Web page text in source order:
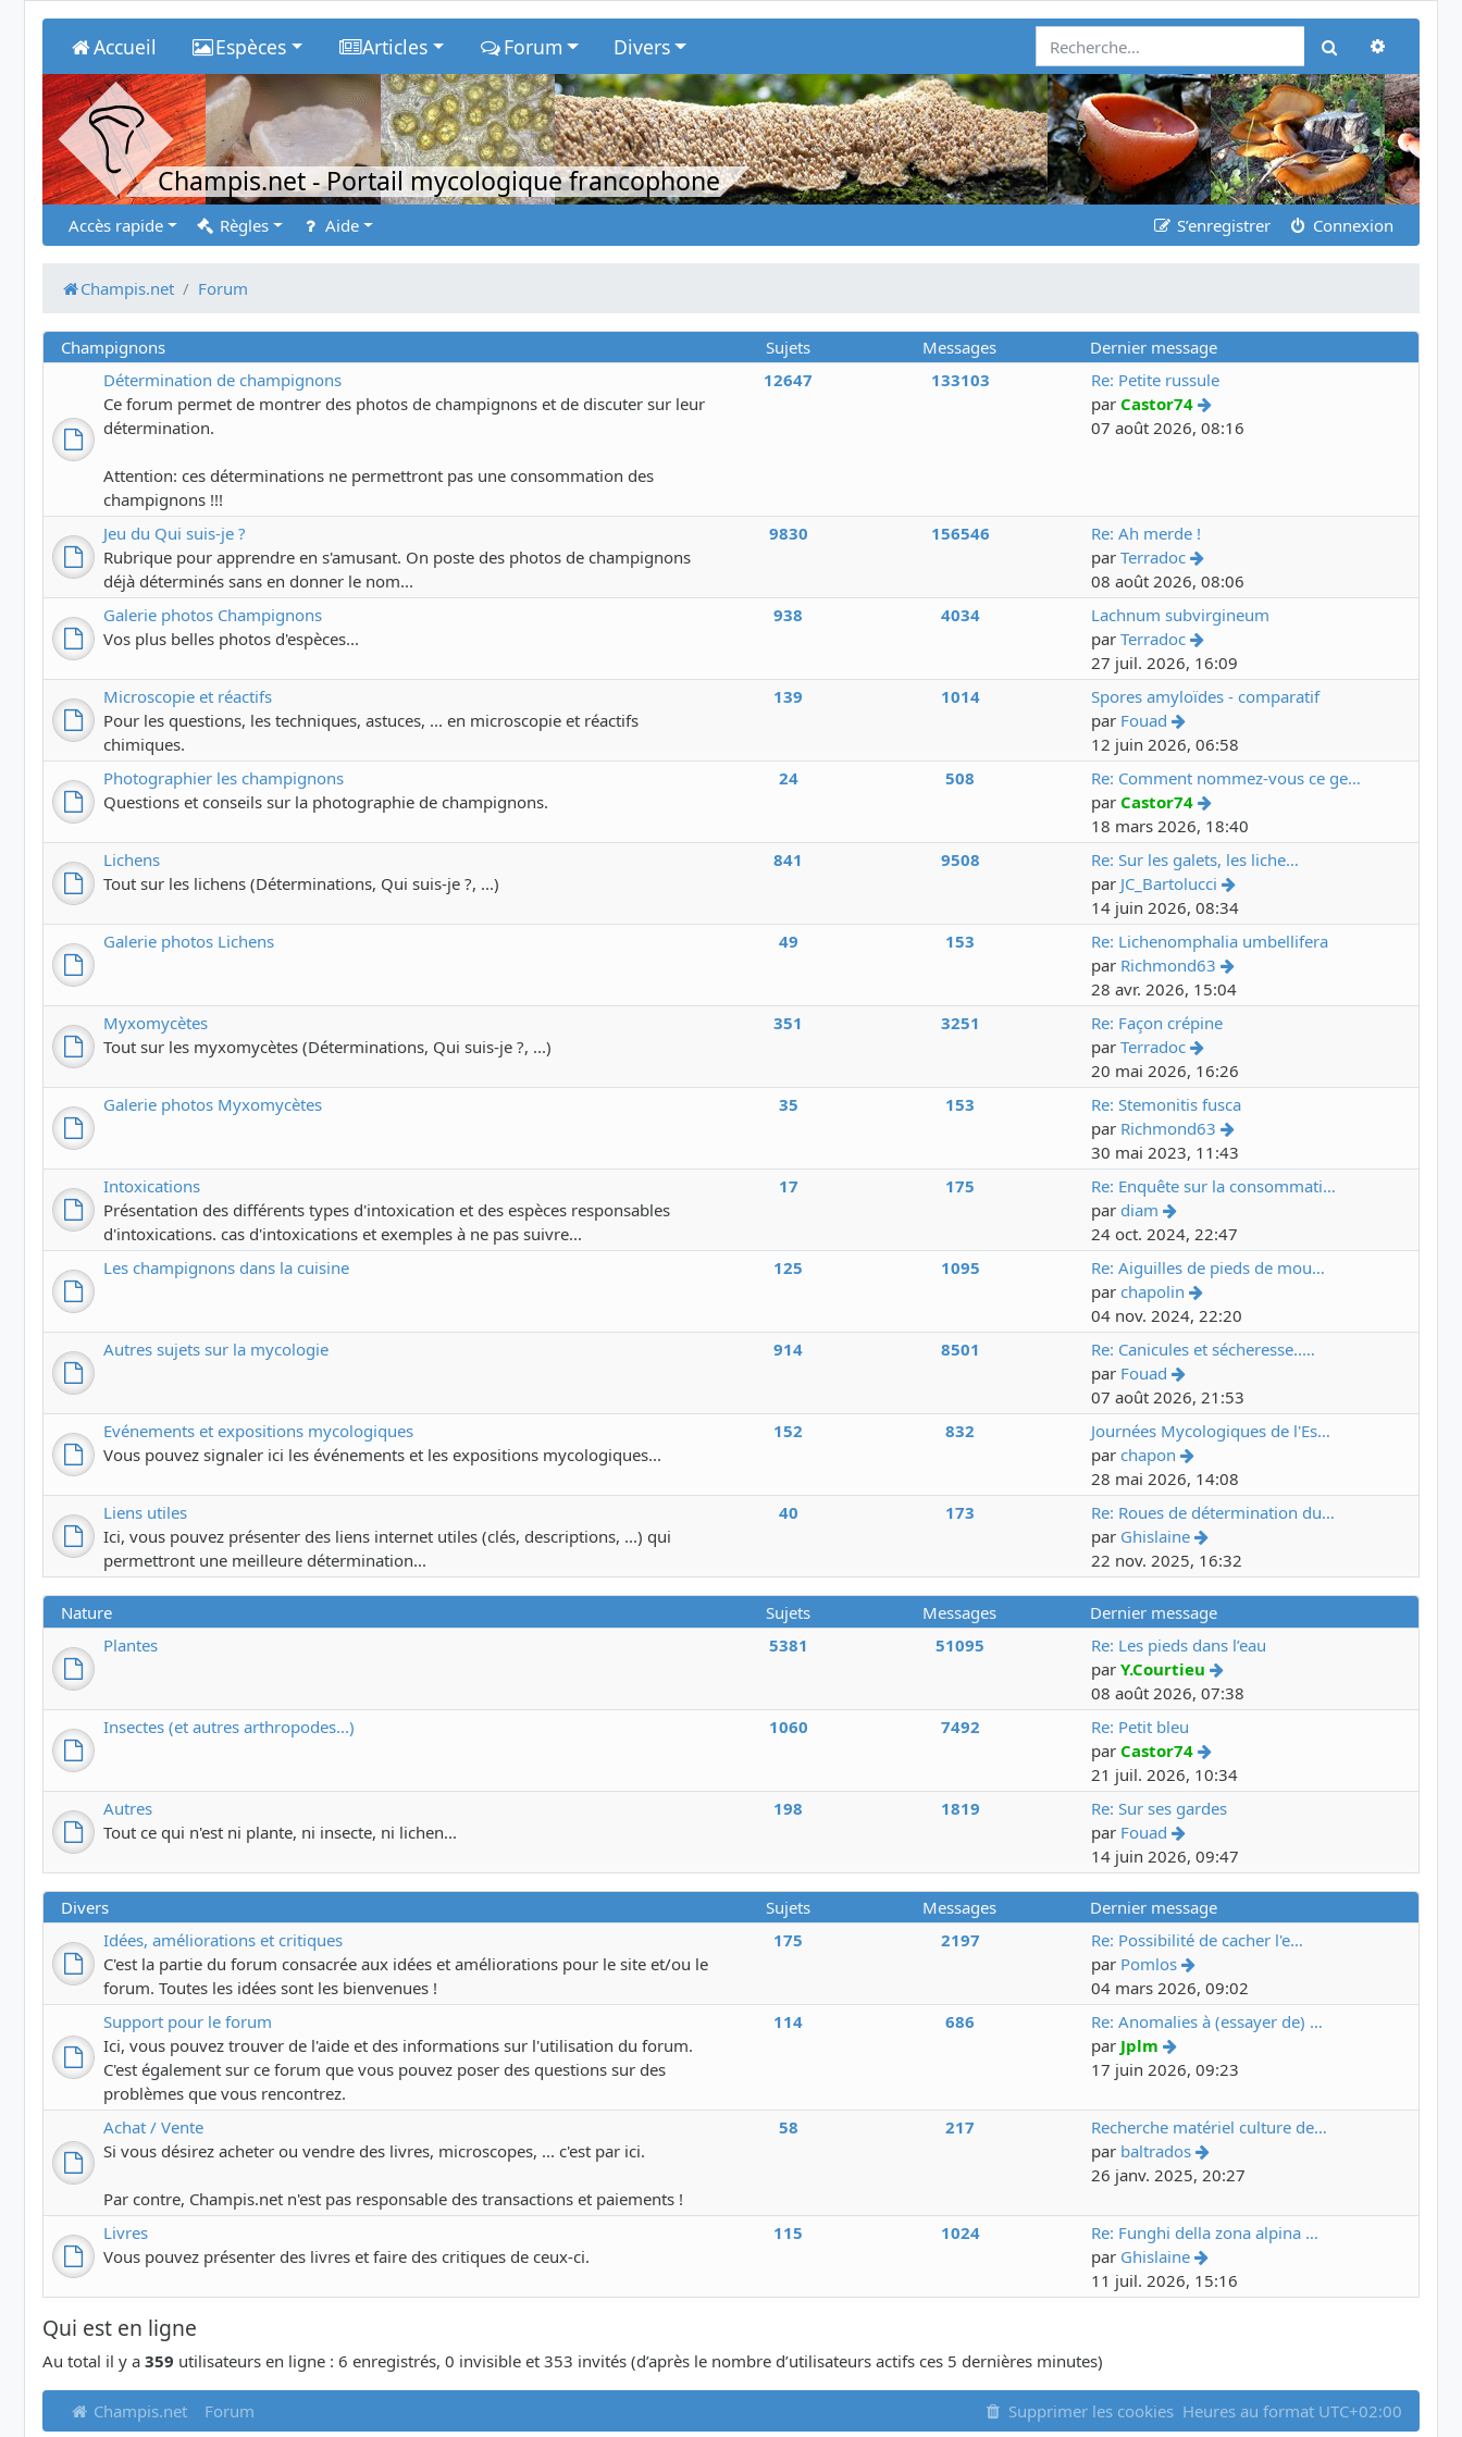
Accueil Espèces Articles Forum Divers Rechercher
Champis.net- Portail mycologique francophone
Accès rapide Règles Aide S’enregistrer Connexion
Champis.net Forum
Champignons Sujets Messages
Dernier message
Détermination de champignons
Ce forum permet de montrer des photos de champignons et de discuter sur leur
détermination.
Attention: ces déterminations ne permettront pas une consommation des
champignons !!!
12647 133103
Re: Petite russule
par Castor74
07 août 2026, 08:16
Jeu du Qui suis-je ?
Rubrique pour apprendre en s'amusant. On poste des photos de champignons
déjà déterminés sans en donner le nom...
9830 156546
Re: Ah merde !
par Terradoc
08 août 2026, 08:06
Galerie photos Champignons
Vos plus belles photos d'espèces...
938 4034
Lachnum subvirgineum
par Terradoc
27 juil. 2026, 16:09
Microscopie et réactifs
Pour les questions, les techniques, astuces, ... en microscopie et réactifs
chimiques.
139 1014
Spores amyloïdes - comparatif
par Fouad
12 juin 2026, 06:58
Photographier les champignons
Questions et conseils sur la photographie de champignons.
24 508
Re: Comment nommez-vous ce ge…
par Castor74
18 mars 2026, 18:40
Lichens
Tout sur les lichens (Déterminations, Qui suis-je ?, ...)
841 9508
Re: Sur les galets, les liche…
par JC_Bartolucci
14 juin 2026, 08:34
Galerie photos Lichens
49 153
Re: Lichenomphalia umbellifera
par Richmond63
28 avr. 2026, 15:04
Myxomycètes
Tout sur les myxomycètes (Déterminations, Qui suis-je ?, ...)
351 3251
Re: Façon crépine
par Terradoc
20 mai 2026, 16:26
Galerie photos Myxomycètes
35 153
Re: Stemonitis fusca
par Richmond63
30 mai 2023, 11:43
Intoxications
Présentation des différents types d'intoxication et des espèces responsables
d'intoxications. cas d'intoxications et exemples à ne pas suivre...
17 175
Re: Enquête sur la consommati…
par diam
24 oct. 2024, 22:47
Les champignons dans la cuisine
125 1095
Re: Aiguilles de pieds de mou…
par chapolin
04 nov. 2024, 22:20
Autres sujets sur la mycologie
914 8501
Re: Canicules et sécheresse..…
par Fouad
07 août 2026, 21:53
Evénements et expositions mycologiques
Vous pouvez signaler ici les événements et les expositions mycologiques...
152 832
Journées Mycologiques de l'Es…
par chapon
28 mai 2026, 14:08
Liens utiles
Ici, vous pouvez présenter des liens internet utiles (clés, descriptions, ...) qui
permettront une meilleure détermination...
40 173
Re: Roues de détermination du…
par Ghislaine
22 nov. 2025, 16:32
Nature Sujets Messages
Dernier message
Plantes
5381 51095
Re: Les pieds dans l’eau
par Y.Courtieu
08 août 2026, 07:38
Insectes (et autres arthropodes...)
1060 7492
Re: Petit bleu
par Castor74
21 juil. 2026, 10:34
Autres
Tout ce qui n'est ni plante, ni insecte, ni lichen...
198 1819
Re: Sur ses gardes
par Fouad
14 juin 2026, 09:47
Divers Sujets Messages
Dernier message
Idées, améliorations et critiques
C'est la partie du forum consacrée aux idées et améliorations pour le site et/ou le
forum. Toutes les idées sont les bienvenues !
175 2197
Re: Possibilité de cacher l'e…
par Pomlos
04 mars 2026, 09:02
Support pour le forum
Ici, vous pouvez trouver de l'aide et des informations sur l'utilisation du forum.
C'est également sur ce forum que vous pouvez poser des questions sur des
problèmes que vous rencontrez.
114 686
Re: Anomalies à (essayer de) …
par Jplm
17 juin 2026, 09:23
Achat / Vente
Si vous désirez acheter ou vendre des livres, microscopes, ... c'est par ici.
Par contre, Champis.net n'est pas responsable des transactions et paiements !
58 217
Recherche matériel culture de…
par baltrados
26 janv. 2025, 20:27
Livres
Vous pouvez présenter des livres et faire des critiques de ceux-ci.
115 1024
Re: Funghi della zona alpina …
par Ghislaine
11 juil. 2026, 15:16
Qui est en ligne
Au total il y a 359 utilisateurs en ligne : 6 enregistrés, 0 invisible et 353 invités (d’après le nombre d’utilisateurs actifs ces 5 dernières minutes)
Champis.net Forum Supprimer les cookies Heures au format UTC+02:00